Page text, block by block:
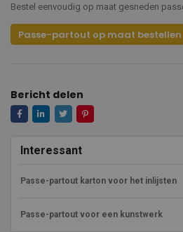
Bestel eenvoudig op maat gesneden
Passe-partout op maat bestellen
Bericht delen
Interessant
Passe-partout karton voor het inlijsten
Passe-partout voor een kunstwerk